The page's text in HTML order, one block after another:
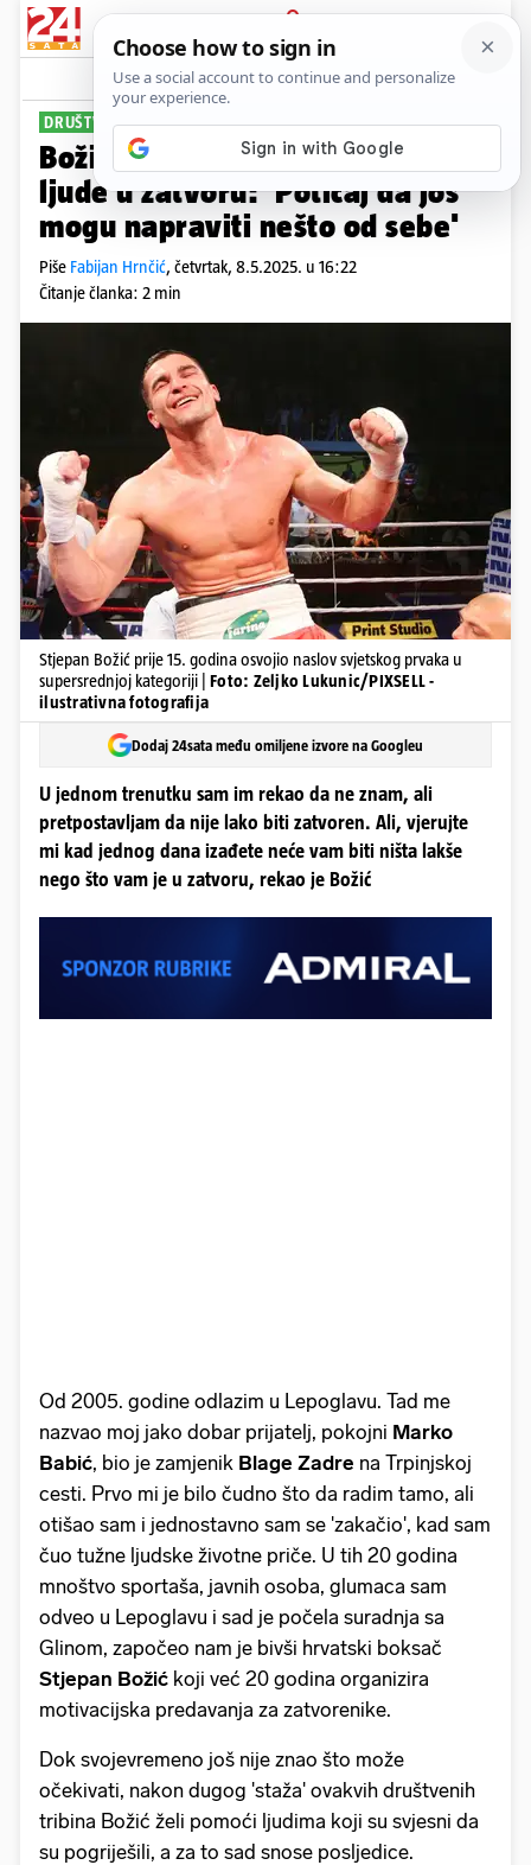
PRIJAVA
Sport
DRUŠTVENE TRIBINE
Božić već 20 godina motivira
ljude u zatvoru: 'Poticaj da još
mogu napraviti nešto od sebe'
Piše Fabijan Hrnčić, četvrtak, 8.5.2025. u 16:22
Čitanje članka: 2 min
Stjepan Božić prije 15. godina osvojio naslov svjetskog prvaka u
supersrednjoj kategoriji | Foto: Zeljko Lukunic/PIXSELL -
ilustrativna fotografija
Dodaj 24sata među omiljene izvore na Googleu
U jednom trenutku sam im rekao da ne znam, ali
pretpostavljam da nije lako biti zatvoren. Ali, vjerujte
mi kad jednog dana izađete neće vam biti ništa lakše
nego što vam je u zatvoru, rekao je Božić
Od 2005. godine odlazim u Lepoglavu. Tad me
nazvao moj jako dobar prijatelj, pokojni Marko
Babić, bio je zamjenik Blage Zadre na Trpinjskoj
cesti. Prvo mi je bilo čudno što da radim tamo, ali
otišao sam i jednostavno sam se 'zakačio', kad sam
čuo tužne ljudske životne priče. U tih 20 godina
mnoštvo sportaša, javnih osoba, glumaca sam
odveo u Lepoglavu i sad je počela suradnja sa
Glinom, započeo nam je bivši hrvatski boksač
Stjepan Božić koji već 20 godina organizira
motivacijska predavanja za zatvorenike.
Dok svojevremeno još nije znao što može
očekivati, nakon dugog 'staža' ovakvih društvenih
tribina Božić želi pomoći ljudima koji su svjesni da
su pogriješili, a za to sad snose posljedice.